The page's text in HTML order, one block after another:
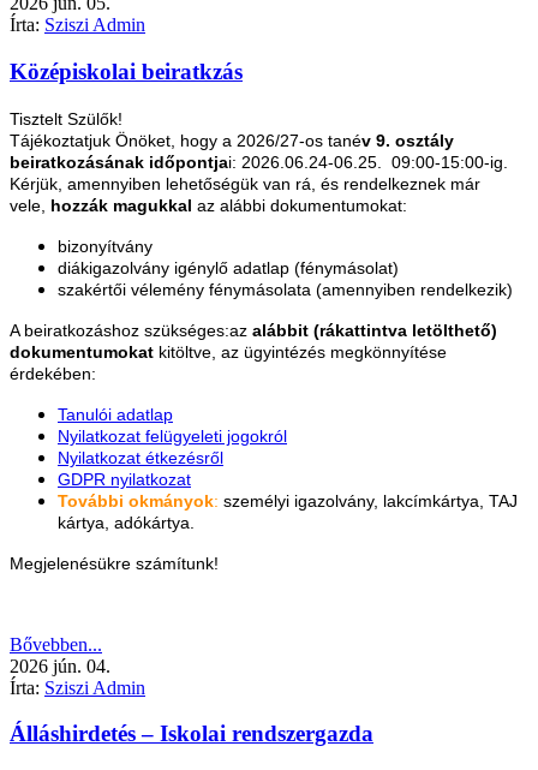
Írta: Sziszi Admin
Középiskolai beiratkzás
Tisztelt Szülők!
Tájékoztatjuk Önöket, hogy a 2026/27-os tanév 9. osztály
beiratkozásának időpontjai: 2026.06.24-06.25. 09:00-15:00-ig.
Kérjük, amennyiben lehetőségük van rá, és rendelkeznek már
vele, hozzák magukkal az alábbi dokumentumokat:
bizonyítvány
diákigazolvány igénylő adatlap (fénymásolat)
szakértői vélemény fénymásolata (amennyiben rendelkezik)
A beiratkozáshoz szükséges:az alábbit (rákattintva letölthető)
dokumentumokat kitöltve, az ügyintézés megkönnyítése
érdekében:
Tanulói adatlap
Nyilatkozat felügyeleti jogokról
Nyilatkozat étkezésről
GDPR nyilatkozat
További okmányok: személyi igazolvány, lakcímkártya, TAJ
kártya, adókártya.
Megjelenésükre számítunk!
Bővebben...
2026 jún. 04.
Írta: Sziszi Admin
Álláshirdetés – Iskolai rendszergazda